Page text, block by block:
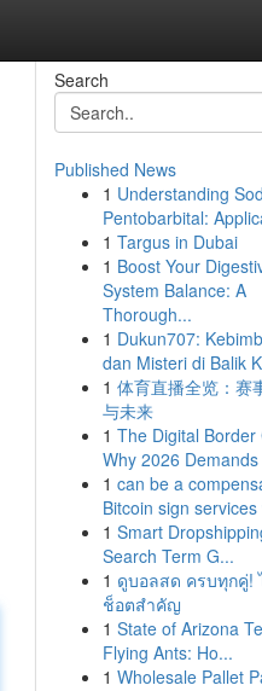
Search
Published News
1 Understanding
Pentobarbital:
1 Targus in Dubai
1 Boost Your
System Balance: A
Thorough...
1 Dukun707:
dan Misteri di Balik
1 体育直播全览：赛
与未来
1 The Digital Border
Why 2026
1 can be a
Bitcoin sign services
1 Smart
Search Term G...
1 ดูบอลสด ครบทุกคู่!
ช็อตสำคัญ
1 State of Arizona
Flying Ants: Ho...
1 Wholesale Pallet